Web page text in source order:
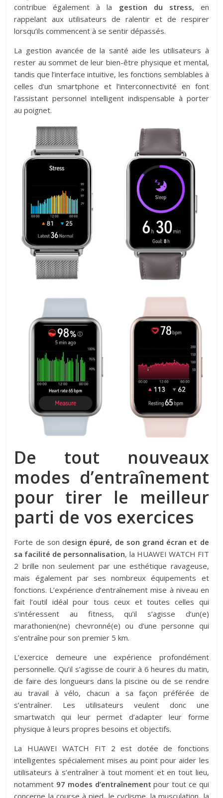
contribue également à la gestion du stress, en
rappelant aux utilisateurs de ralentir et de respirer
lorsqu’ils commencent à se sentir dépassés.
La gestion avancée de la santé aide les utilisateurs à
rester au sommet de leur bien-être physique et mental,
tandis que l’interface intuitive, les fonctions semblables à
celles d’un smartphone et l’interconnectivité en font
l’assistant personnel intelligent indispensable à porter
au poignet.
De tout nouveaux
modes d’entraînement
pour tirer le meilleur
parti de vos exercices
Forte de son design épuré, de son grand écran et de
sa facilité de personnalisation, la HUAWEI WATCH FIT
2 brille non seulement par une esthétique ravageuse,
mais également par ses nombreux équipements et
fonctions. L’expérience d’entraînement mise à niveau en
fait l’outil idéal pour tous ceux et toutes celles qui
s’intéressent au fitness, qu’il s’agisse d’un(e)
marathonien(ne) chevronné(e) ou d’une personne qui
s’entraîne pour son premier 5 km.
L’exercice demeure une expérience profondément
personnelle. Qu’il s’agisse de courir à 6 heures du matin,
de faire des longueurs dans la piscine ou de se rendre
au travail à vélo, chacun a sa façon préférée de
s’entraîner. Les utilisateurs veulent donc une
smartwatch qui leur permet d’adapter leur forme
physique à leurs propres besoins et objectifs.
La HUAWEI WATCH FIT 2 est dotée de fonctions
intelligentes spécialement mises au point pour aider les
utilisateurs à s’entraîner à tout moment et en tout lieu,
notamment 97 modes d’entraînement pour tout ce qui
concerne la course à pied, le cyclisme, la musculation, la